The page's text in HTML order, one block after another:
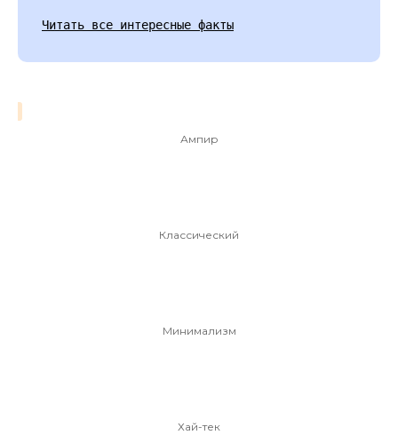
Читать все интересные факты
Ампир
Классический
Минимализм
Хай-тек